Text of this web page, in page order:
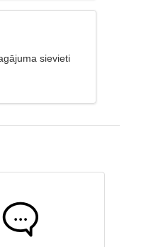
sievieti